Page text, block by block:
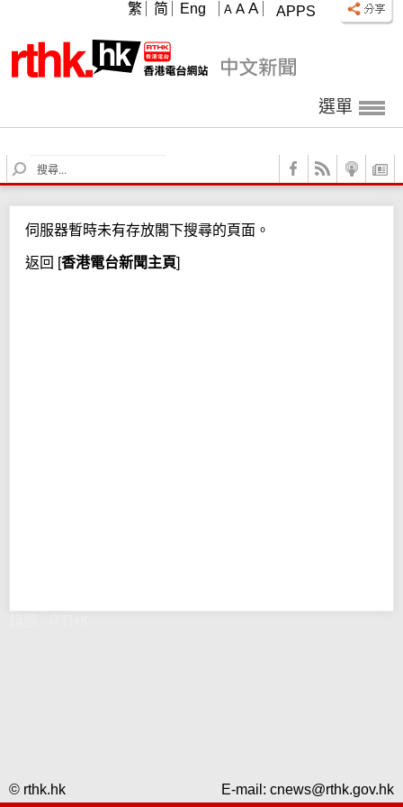
APPS
A A A
繁 简 Eng
選單
S
e
c
h
伺服器暫時未有存放閣下搜尋的頁面。
返回 [香港電台新聞主頁]
© rthk.hk E-mail: cnews@rthk.gov.hk